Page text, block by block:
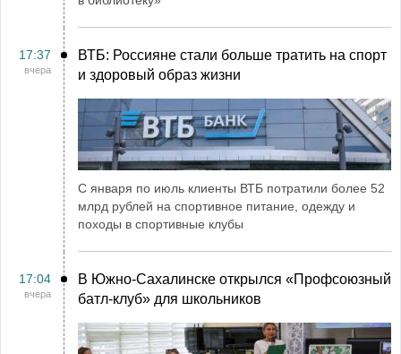
17:37
вчера
ВТБ: Россияне стали больше тратить на спорт
и здоровый образ жизни
С января по июль клиенты ВТБ потратили более 52
млрд рублей на спортивное питание, одежду и
походы в спортивные клубы
17:04
вчера
В Южно-Сахалинске открылся «Профсоюзный
батл-клуб» для школьников